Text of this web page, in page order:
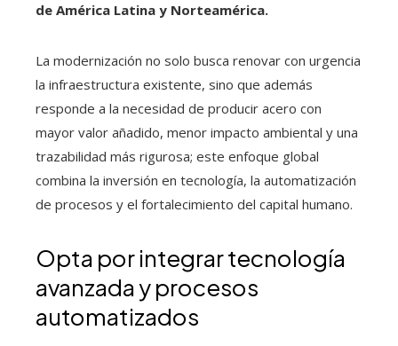
de América Latina y Norteamérica.
La modernización no solo busca renovar con urgencia
la infraestructura existente, sino que además
responde a la necesidad de producir acero con
mayor valor añadido, menor impacto ambiental y una
trazabilidad más rigurosa; este enfoque global
combina la inversión en tecnología, la automatización
de procesos y el fortalecimiento del capital humano.
Opta por integrar tecnología
avanzada y procesos
automatizados